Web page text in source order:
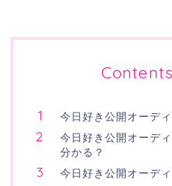
Contents
今日好き公開オーデ
今日好き公開オーデ
分かる？
今日好き公開オーデ